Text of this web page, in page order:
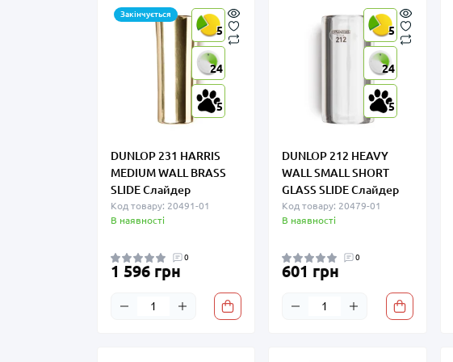
Закінчується
5
24
5
DUNLOP 231 HARRIS
MEDIUM WALL BRASS
SLIDE Слайдер
Код товару: 20491-01
В наявності
0
1 596 грн
5
24
5
DUNLOP 212 HEAVY
WALL SMALL SHORT
GLASS SLIDE Слайдер
Код товару: 20479-01
В наявності
0
601 грн